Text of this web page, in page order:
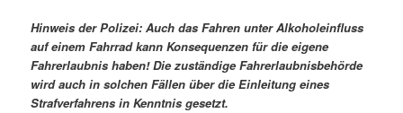
Hinweis der Polizei: Auch das Fahren unter Alkoholeinfluss
auf einem Fahrrad kann Konsequenzen für die eigene
Fahrerlaubnis haben! Die zuständige Fahrerlaubnisbehörde
wird auch in solchen Fällen über die Einleitung eines
Strafverfahrens in Kenntnis gesetzt.